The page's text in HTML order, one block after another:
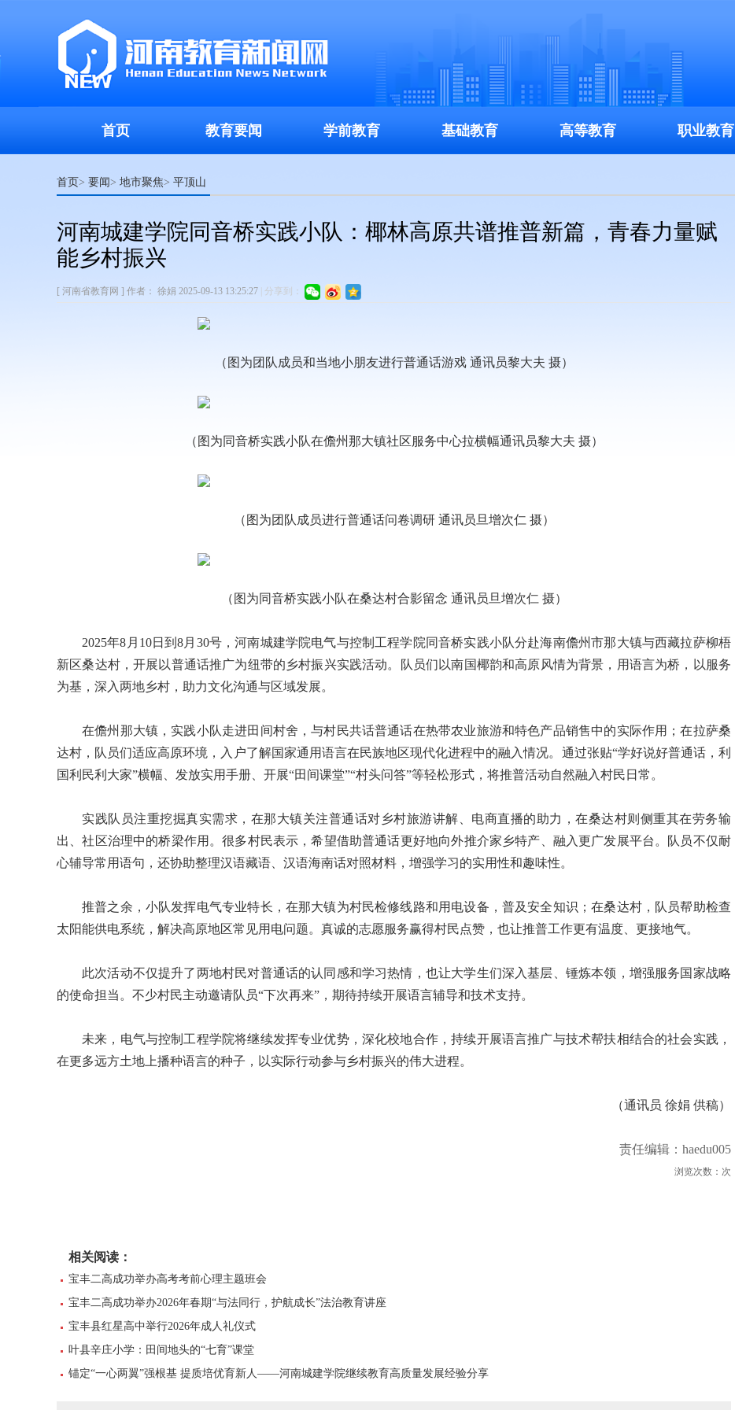
首页 教育要闻 学前教育 基础教育 高等教育 职业教育
首页> 要闻> 地市聚焦> 平顶山
河南城建学院同音桥实践小队：椰林高原共谱推普新篇，青春力量赋
能乡村振兴
[ 河南省教育网 ] 作者： 徐娟 2025-09-13 13:25:27 分享到：
（图为团队成员和当地小朋友进行普通话游戏 通讯员黎大夫 摄）
（图为同音桥实践小队在儋州那大镇社区服务中心拉横幅通讯员黎大夫 摄）
（图为团队成员进行普通话问卷调研 通讯员旦增次仁 摄）
（图为同音桥实践小队在桑达村合影留念 通讯员旦增次仁 摄）
2025年8月10日到8月30号，河南城建学院电气与控制工程学院同音桥实践小队分赴海南儋州市那大镇与西藏拉萨柳梧
新区桑达村，开展以普通话推广为纽带的乡村振兴实践活动。队员们以南国椰韵和高原风情为背景，用语言为桥，以服务
为基，深入两地乡村，助力文化沟通与区域发展。
在儋州那大镇，实践小队走进田间村舍，与村民共话普通话在热带农业旅游和特色产品销售中的实际作用；在拉萨桑
达村，队员们适应高原环境，入户了解国家通用语言在民族地区现代化进程中的融入情况。通过张贴“学好说好普通话，利
国利民利大家”横幅、发放实用手册、开展“田间课堂”“村头问答”等轻松形式，将推普活动自然融入村民日常。
实践队员注重挖掘真实需求，在那大镇关注普通话对乡村旅游讲解、电商直播的助力，在桑达村则侧重其在劳务输
出、社区治理中的桥梁作用。很多村民表示，希望借助普通话更好地向外推介家乡特产、融入更广发展平台。队员不仅耐
心辅导常用语句，还协助整理汉语藏语、汉语海南话对照材料，增强学习的实用性和趣味性。
推普之余，小队发挥电气专业特长，在那大镇为村民检修线路和用电设备，普及安全知识；在桑达村，队员帮助检查
太阳能供电系统，解决高原地区常见用电问题。真诚的志愿服务赢得村民点赞，也让推普工作更有温度、更接地气。
此次活动不仅提升了两地村民对普通话的认同感和学习热情，也让大学生们深入基层、锤炼本领，增强服务国家战略
的使命担当。不少村民主动邀请队员“下次再来”，期待持续开展语言辅导和技术支持。
未来，电气与控制工程学院将继续发挥专业优势，深化校地合作，持续开展语言推广与技术帮扶相结合的社会实践，
在更多远方土地上播种语言的种子，以实际行动参与乡村振兴的伟大进程。
（通讯员 徐娟 供稿）
责任编辑：haedu005
浏览次数： 次
相关阅读：
宝丰二高成功举办高考考前心理主题班会
宝丰二高成功举办2026年春期“与法同行，护航成长”法治教育讲座
宝丰县红星高中举行2026年成人礼仪式
叶县辛庄小学：田间地头的“七育”课堂
锚定“一心两翼”强根基 提质培优育新人——河南城建学院继续教育高质量发展经验分享